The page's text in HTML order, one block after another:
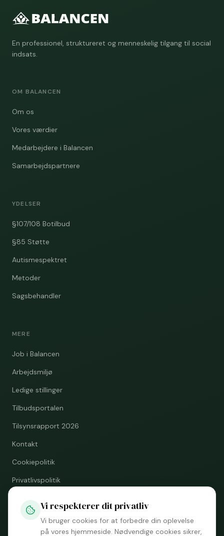
En professionel, struktureret og menneskelig tilgang til social
indsats.
OM BALANCEN
Om os
Vores værdier
Medarbejdere i Balancen
Samarbejdspartnere
YDELSER
§107/108 Botilbud
§85 Støtte
Autismespektret
Metoder
Sagsbehandler
MERE
Job i Balancen
Arbejdsmiljø
Ledige stillinger
Tilbudsportalen
Tilsynsrapport 2026
Kontakt
Cookiepolitik
Privatlivspolitik
KONTAKT
Vi respekterer dit privatliv
Vi bruger cookies for at forbedre din oplevelse
på vores hjemmeside. Nødvendige cookies sikrer,